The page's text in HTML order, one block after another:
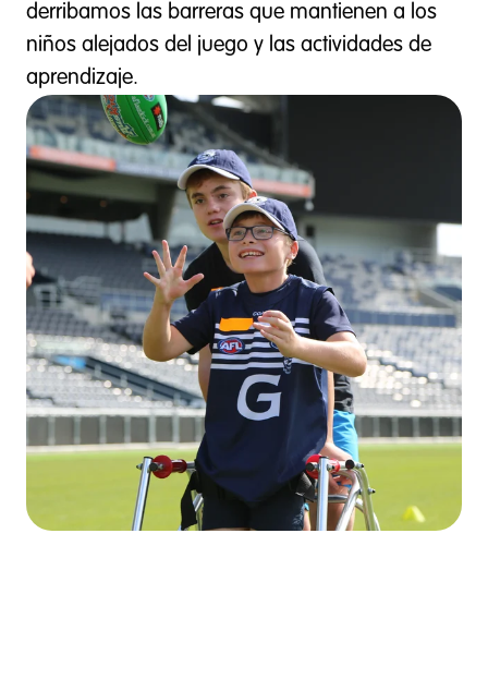
derribamos las barreras que mantienen a los
niños alejados del juego y las actividades de
aprendizaje.